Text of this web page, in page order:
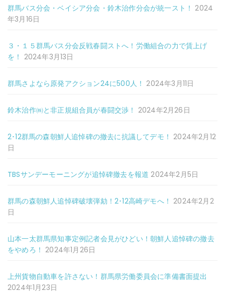
群馬バス分会・ベイシア分会・鈴木治作分会が統一スト！ 2024
年3月16日
３・１５群馬バス分会反戦春闘ストへ！労働組合の力で賃上げ
を！ 2024年3月13日
群馬さよなら原発アクション24に500人！ 2024年3月11日
鈴木治作㈱と非正規組合員が春闘交渉！ 2024年2月26日
2･12群馬の森朝鮮人追悼碑の撤去に抗議してデモ！ 2024年2月12
日
TBSサンデーモーニングが追悼碑撤去を報道 2024年2月5日
群馬の森朝鮮人追悼碑破壊弾劾！2･12高崎デモへ！ 2024年2月2
日
山本一太群馬県知事定例記者会見がひどい！朝鮮人追悼碑の撤去
をやめろ！ 2024年1月26日
上州貨物自動車を許さない！群馬県労働委員会に準備書面提出
2024年1月23日